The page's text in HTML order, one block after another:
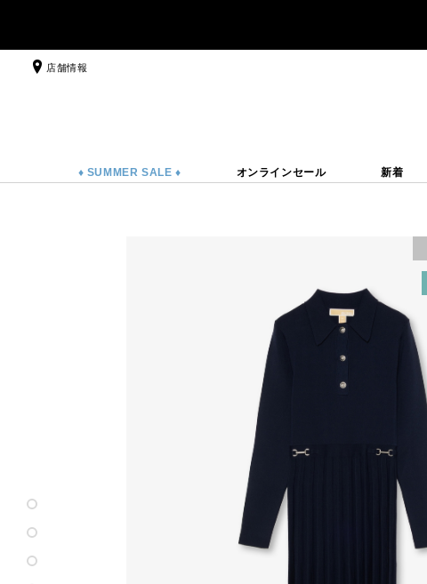
店舗情報
♦ SUMMER SALE ♦ オンラインセール 新着